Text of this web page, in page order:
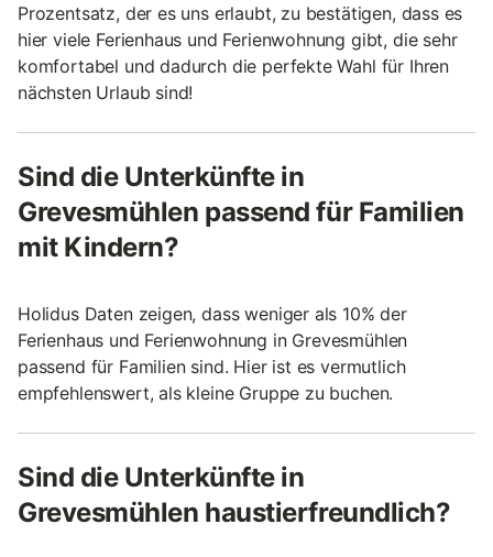
Prozentsatz, der es uns erlaubt, zu bestätigen, dass es
hier viele Ferienhaus und Ferienwohnung gibt, die sehr
komfortabel und dadurch die perfekte Wahl für Ihren
nächsten Urlaub sind!
Sind die Unterkünfte in
Grevesmühlen passend für Familien
mit Kindern?
Holidus Daten zeigen, dass weniger als 10% der
Ferienhaus und Ferienwohnung in Grevesmühlen
passend für Familien sind. Hier ist es vermutlich
empfehlenswert, als kleine Gruppe zu buchen.
Sind die Unterkünfte in
Grevesmühlen haustierfreundlich?